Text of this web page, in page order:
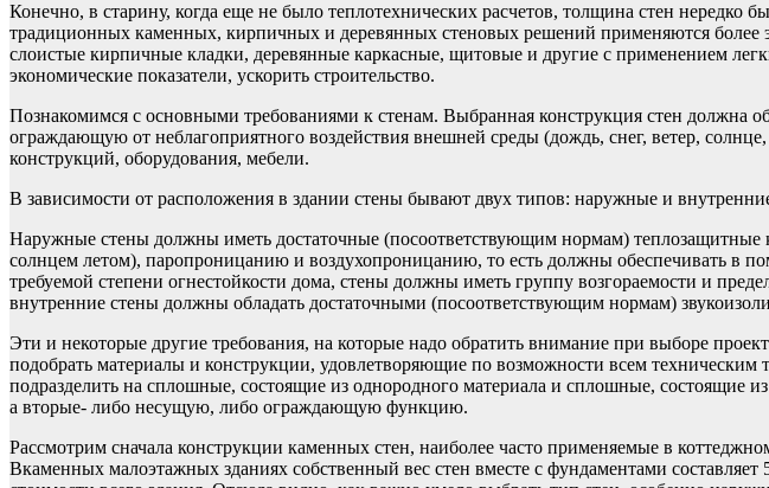
Конечно, в старину, когда еще не было теплотехнических расчетов, толщина стен нередко
традиционных каменных, кирпичных и деревянных стеновых решений применяются более
слоистые кирпичные кладки, деревянные каркасные, щитовые и другие с применением
экономические показатели, ускорить строительство.
Познакомимся с основными требованиями к стенам. Выбранная конструкция стен должна
ограждающую от неблагоприятного воздействия внешней среды (дождь, снег, ветер,
конструкций, оборудования, мебели.
В зависимости от расположения в здании стены бывают двух типов: наружные и
Наружные стены должны иметь достаточные (посоответствующим нормам) теплозащитные
солнцем летом), паропроницанию и воздухопроницанию, то есть должны обеспечивать в
требуемой степени огнестойкости дома, стены должны иметь группу возгораемости и
внутренние стены должны обладать достаточными (посоответствующим нормам)
Эти и некоторые другие требования, на которые надо обратить внимание при выборе
подобрать материалы и конструкции, удовлетворяющие по возможности всем
подразделить на сплошные, состоящие из однородного материала и сплошные,
а вторые- либо несущую, либо ограждающую функцию.
Рассмотрим сначала конструкции каменных стен, наиболее часто применяемые в
Вкаменных малоэтажных зданиях собственный вес стен вместе с фундаментами